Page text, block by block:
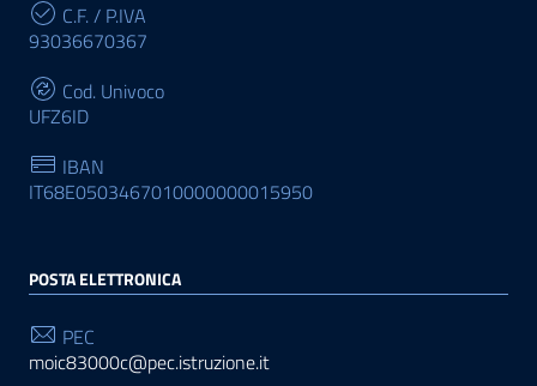
C.F. / P.IVA
93036670367
Cod. Univoco
UFZ6ID
IBAN
IT68E0503467010000000015950
POSTA ELETTRONICA
PEC
moic83000c@pec.istruzione.it